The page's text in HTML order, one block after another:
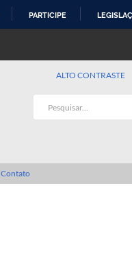
PARTICIPE
ALTO CONTRASTE
Contato